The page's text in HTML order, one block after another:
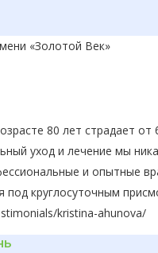
«Золотой Век»
80 лет страдает
уход и лечение мы
и опытные
под круглосуточным
kristina-ahunova/